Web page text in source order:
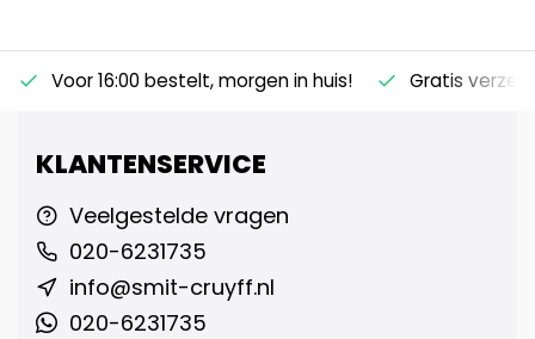
Voor 16:00 bestelt, morgen in huis! Gratis
KLANTENSERVICE
Veelgestelde vragen
020-6231735
info@smit-cruyff.nl
020-6231735